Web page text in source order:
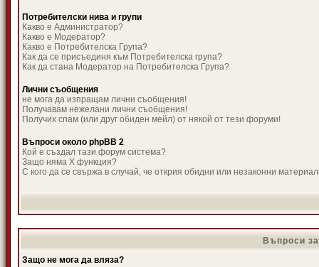
Потребителски нива и групи
Какво е Администратор?
Какво е Модератор?
Какво е Потребителска Група?
Как да се присъединя към Потребителска група?
Как да стана Модератор на Потребителска Група?
Лични съобщения
не мога да изпращам лични съобщения!
Получавам нежелани лични съобщения!
Получих спам (или друг обиден мейл) от някой от тези форуми!
Въпроси около phpBB 2
Кой е създал тази форум система?
Защо няма X функция?
С кого да се свържа в случай, че открия обидни или незаконни
Въпроси
Защо не мога да вляза?